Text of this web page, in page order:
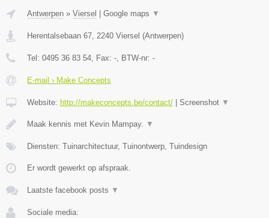
Antwerpen » Viersel | Google maps ▼
Herentalsebaan 67 2240 Viersel (Antwerpen)
Tel: 0495 36 83 54 , Fax: - , BTW-nr: -
E-mail › Make Concepts
Website: http://makeconcepts.be/contact/ | Screenshot ▼
Maak kennis met Kevin Mampay. ▼
Diensten: Tuinarchitectuur, Tuinontwerp, Tuindesign
Er wordt gewerkt op afspraak.
Laatste facebook posts ▼
Sociale media: